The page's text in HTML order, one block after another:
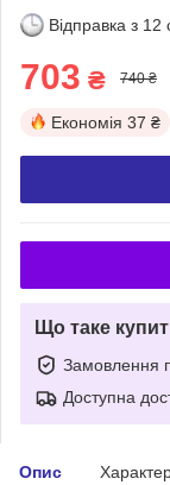
Відправка з 12
703 ₴ 740 ₴
Економія 37 ₴
Що таке
Замовлення
Доступна
Опис